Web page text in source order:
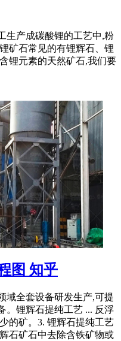
生产成碳酸锂的工艺中,粉
矿石常见的有锂辉石、锂
锂元素的天然矿石,我们要
图 知乎
域全套设备研发生产,可提
。锂辉石提纯工艺 ... 反浮
的矿。3. 锂辉石提纯工艺
石矿石中去除含铁矿物或